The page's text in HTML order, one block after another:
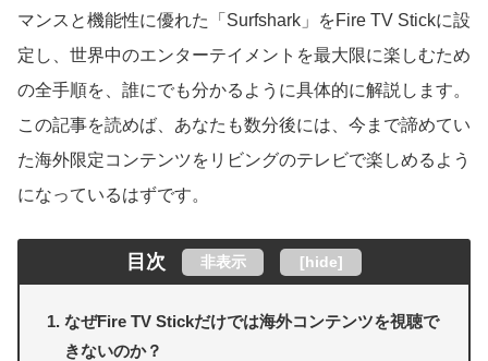
マンスと機能性に優れた「Surfshark」をFire TV Stickに設
定し、世界中のエンターテイメントを最大限に楽しむため
の全手順を、誰にでも分かるように具体的に解説します。
この記事を読めば、あなたも数分後には、今まで諦めてい
た海外限定コンテンツをリビングのテレビで楽しめるよう
になっているはずです。
目次 非表示 [hide]
なぜFire TV Stickだけでは海外コンテンツを視聴で
きないのか？